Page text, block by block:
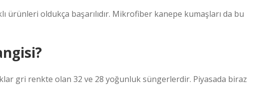
ürünleri oldukça başarılıdır. Mikrofiber kanepe kumaşları da bu
gri renkte olan 32 ve 28 yoğunluk süngerlerdir. Piyasada biraz